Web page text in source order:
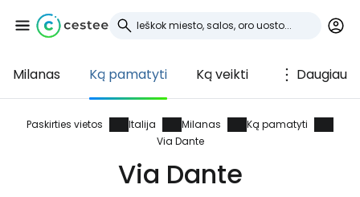
Milanas Ką pamatyti Ką veikti Daugiau
Paskirties vietos Italija Milanas
Ką pamatyti
Via Dante
Via Dante
Prisijunkite prie
Cestee
... pasaulinė kelionių bendruomenė